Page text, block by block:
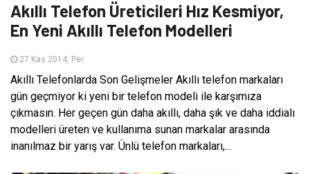
Akıllı Telefon Üreticileri Hız Kesmiyor,
En Yeni Akıllı Telefon Modelleri
27 Kas 2014, Per
Akıllı Telefonlarda Son Gelişmeler Akıllı telefon markaları
gün geçmiyor ki yeni bir telefon modeli ile karşımıza
çıkmasın. Her geçen gün daha akıllı, daha şık ve daha iddialı
modelleri üreten ve kullanıma sunan markalar arasında
inanılmaz bir yarış var. Ünlü telefon markaları,...